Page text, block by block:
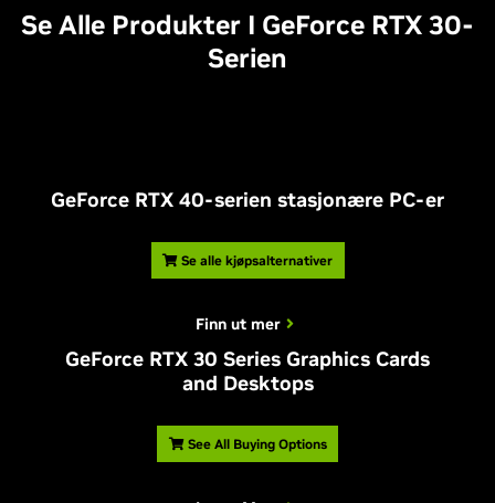
Se Alle Produkter I GeForce RTX 30-
Serien
GeForce RTX 40-serien stasjonære PC-er
Se alle kjøpsalternativer
Finn ut mer
GeForce RTX 30 Series Graphics Cards
and Desktops
See All Buying Options